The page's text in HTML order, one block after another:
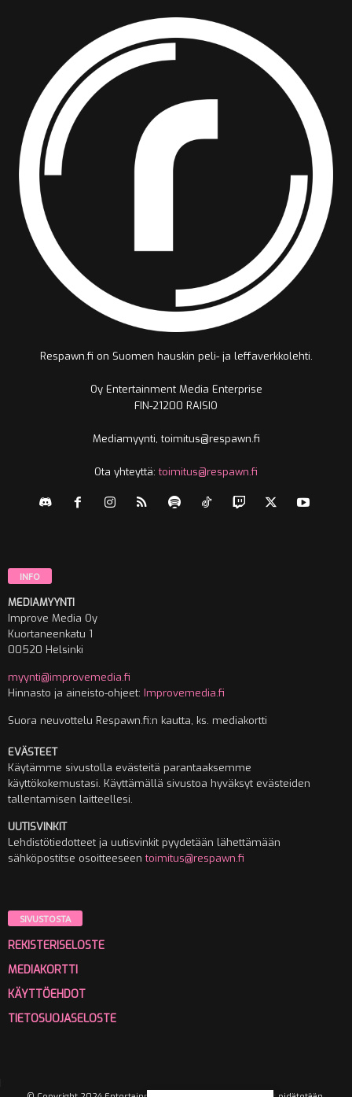
Respawn.fi on Suomen hauskin peli- ja leffaverkkolehti.
Oy Entertainment Media Enterprise
FIN-21200 RAISIO
Mediamyynti, toimitus@respawn.fi
Ota yhteyttä:toimitus@respawn.fi
INFO
MEDIAMYYNTI
Improve Media Oy
Kuortaneenkatu 1
00520 Helsinki
myynti@improvemedia.fi
Hinnasto ja aineisto-ohjeet: Improvemedia.fi
Suora neuvottelu Respawn.fi:n kautta, ks. mediakortti
EVÄSTEET
Käytämme sivustolla evästeitä parantaaksemme
käyttökokemustasi. Käyttämällä sivustoa hyväksyt evästeiden
tallentamisen laitteellesi.
UUTISVINKIT
Lehdistötiedotteet ja uutisvinkit pyydetään lähettämään
sähköpostitse osoitteeseentoimitus@respawn.fi
SIVUSTOSTA
REKISTERISELOSTE
MEDIAKORTTI
KÄYTTÖEHDOT
TIETOSUOJASELOSTE